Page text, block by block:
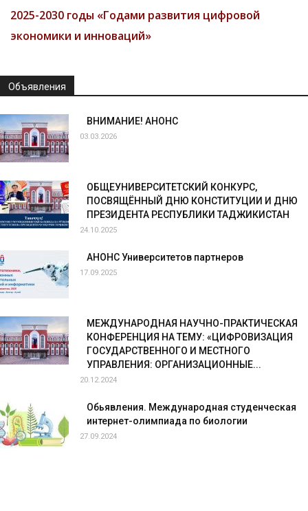
2025-2030 годы «Годами развития цифровой
экономики и инноваций»
Объявления
ВНИМАНИЕ! АНОНС
03.03.2026
ОБЩЕУНИВЕРСИТЕТСКИЙ КОНКУРС,
ПОСВЯЩЁННЫЙ ДНЮ КОНСТИТУЦИИ И ДНЮ
ПРЕЗИДЕНТА РЕСПУБЛИКИ ТАДЖИКИСТАН
24.10.2025
АНОНС Университетов партнеров
17.09.2025
МЕЖДУНАРОДНАЯ НАУЧНО-ПРАКТИЧЕСКАЯ
КОНФЕРЕНЦИЯ НА ТЕМУ: «ЦИФРОВИЗАЦИЯ
ГОСУДАРСТВЕННОГО И МЕСТНОГО
УПРАВЛЕНИЯ: ОРГАНИЗАЦИОННЫЕ...
20.12.2024
Обьявления. Международная студенческая
интернет-олимпиада по биологии
27.09.2024